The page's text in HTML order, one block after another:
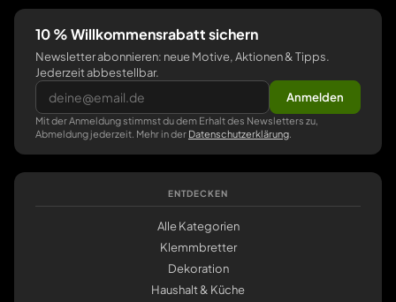
10 % Willkommensrabatt sichern
Newsletter abonnieren: neue Motive, Aktionen & Tipps.
Jederzeit abbestellbar.
Anmelden
Mit der Anmeldung stimmst du dem Erhalt des Newsletters zu,
Abmeldung jederzeit. Mehr in der Datenschutzerklärung
ENTDECKEN
Alle Kategorien
Klemmbretter
Dekoration
Haushalt & Küche